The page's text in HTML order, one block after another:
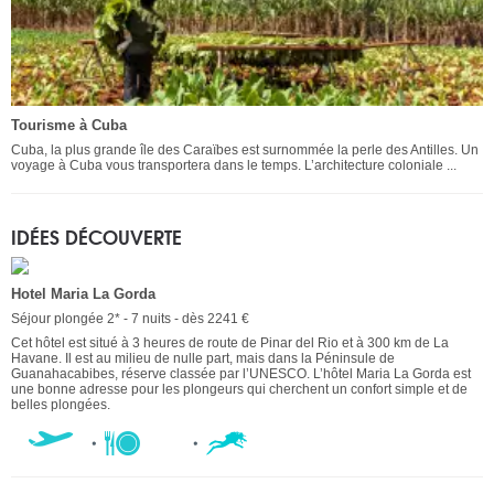
Tourisme à Cuba
Cuba, la plus grande île des Caraïbes est surnommée la perle des Antilles. Un
voyage à Cuba vous transportera dans le temps. L’architecture coloniale ...
IDÉES DÉCOUVERTE
Hotel Maria La Gorda
Séjour plongée 2* - 7 nuits - dès 2241 €
Cet hôtel est situé à 3 heures de route de Pinar del Rio et à 300 km de La
Havane. Il est au milieu de nulle part, mais dans la Péninsule de
Guanahacabibes, réserve classée par l’UNESCO. L’hôtel Maria La Gorda est
une bonne adresse pour les plongeurs qui cherchent un confort simple et de
belles plongées.